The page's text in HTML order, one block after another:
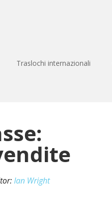
Traslochi internazionali
Ian Wright